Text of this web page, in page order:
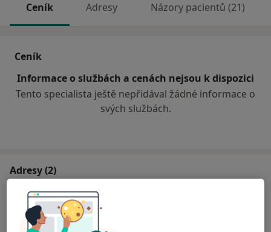
Ceník Adresy Názory pacientů (21)
Ceník
Informace o službách a cenách nejsou k dispozici
Tento specialista ještě nepřidával žádné informace o
svých službách.
Adresy (2)
Adresa 1 Adresa 2